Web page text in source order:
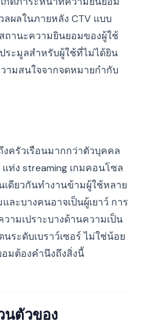
ลผลในภายหลัง CTV แบบ
ถานะความยินยอมของผู้ใช้
ะมูลสำหรับผู้ใช้ที่ไม่ได้ยิน
มสนใจจากจดหมายกำกับ
งครัวเรือนมากกว่าตัวบุคคล
ท่ง streaming เกมคอนโซล
ดียวกันทำงานข้ามผู้ใช้หลาย
ะบางคนอาจเป็นผู้เยาว์ การ
ามเปราะบางด้านความเป็น
ระดับเบราว์เซอร์ ไม่ใช่น้อย
มต้องคำนึงถึงสิ่งนี้
นตัวของ